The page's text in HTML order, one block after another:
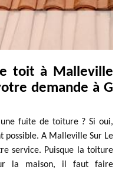
toit à Malleville
demande à G
fuite de toiture ? Si oui,
A Malleville Sur Le
service. Puisque la toiture
la maison, il faut faire